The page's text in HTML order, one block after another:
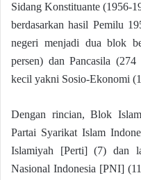
Sidang Konstituante (1956-
berdasarkan hasil Pemilu
negeri menjadi dua blok
persen) dan Pancasila
kecil yakni Sosio-Ekonomi
Dengan rincian, Blok
Partai Syarikat Islam
Islamiyah [Perti] (7) dan
Nasional Indonesia [PNI]